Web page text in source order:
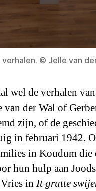
© Jelle van
wel de verhalen
der Wal of
zijn, of de
in februari 1942.
in Koudum die
hun hulp aan
in It grutte